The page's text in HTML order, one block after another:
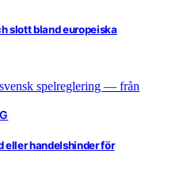
slott bland europeiska
eller handelshinder för